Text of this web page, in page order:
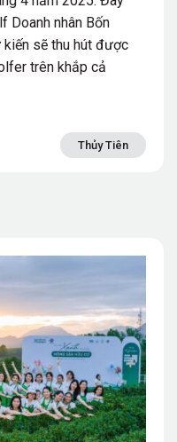
Doanh nhân Bốn
kiến sẽ thu hút được
trên khắp cả
Thủy Tiên